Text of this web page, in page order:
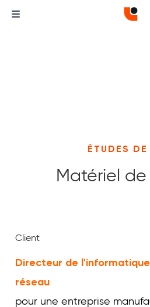
ÉTUDES
Matériel
Client
Directeur de
réseau
pour une entreprise